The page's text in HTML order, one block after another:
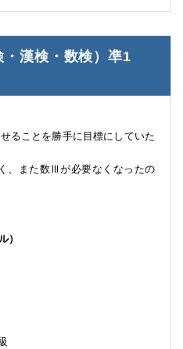
・漢検・数検）凖1
ることを勝手に目標にしていた
、また数Ⅲが必要なくなったの
）